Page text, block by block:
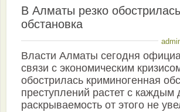
В Алматы резко
обстановка
Власти Алматы сегодня
связи с экономическим
обострилась криминогенная
преступлений растет с каждым
раскрываемость от этого не